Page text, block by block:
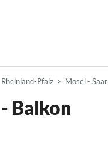
Rheinland-Pfalz Mosel - Saar
Balkon